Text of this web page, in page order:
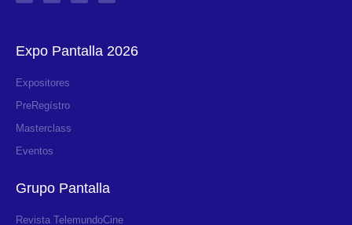
Expo Pantalla 2026
Expositores
PreRegístro
Masterclass
Eventos
Grupo Pantalla
Revista TelemundoCine